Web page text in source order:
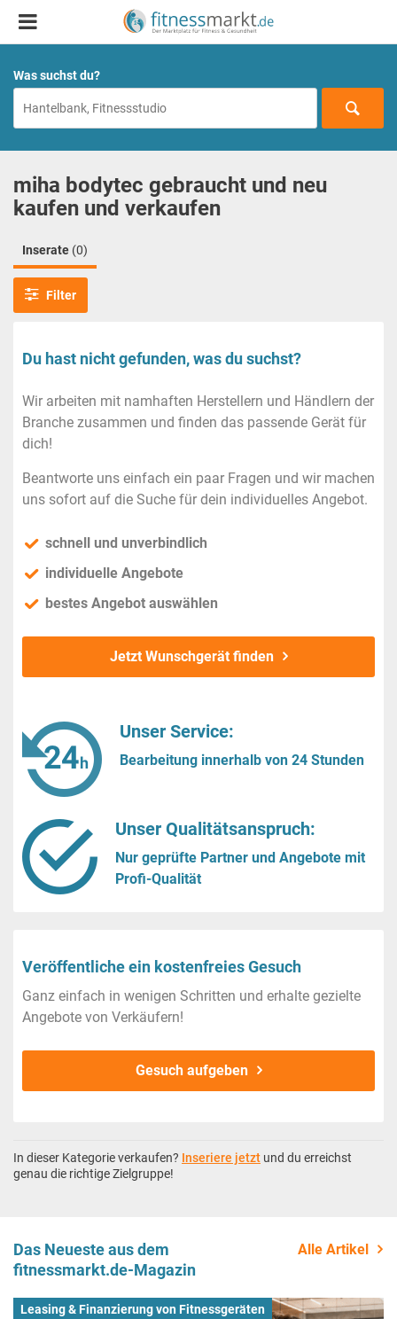
Was suchst du?
miha bodytec gebraucht und neu
kaufen und verkaufen
Inserate (0)
Filter
Du hast nicht gefunden, was du suchst?
Wir arbeiten mit namhaften Herstellern und Händlern der
Branche zusammen und finden das passende Gerät für
dich!
Beantworte uns einfach ein paar Fragen und wir machen
uns sofort auf die Suche für dein individuelles Angebot.
schnell und unverbindlich
individuelle Angebote
bestes Angebot auswählen
Jetzt Wunschgerät finden
Unser Service:
Bearbeitung innerhalb von 24 Stunden
Unser Qualitätsanspruch:
Nur geprüfte Partner und Angebote mit
Profi-Qualität
Veröffentliche ein kostenfreies Gesuch
Ganz einfach in wenigen Schritten und erhalte gezielte
Angebote von Verkäufern!
Gesuch aufgeben
In dieser Kategorie verkaufen? Inseriere jetzt und du erreichst
genau die richtige Zielgruppe!
Das Neueste aus dem
fitnessmarkt.de-Magazin
Alle Artikel
Leasing & Finanzierung von Fitnessgeräten